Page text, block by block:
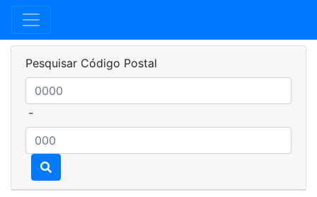
Pesquisar Código Postal
-